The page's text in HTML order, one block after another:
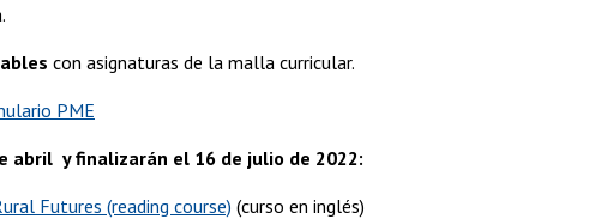
con asignaturas de la malla curricular.
PME
abril y finalizarán el 16 de julio de 2022:
Futures (reading course) (curso en inglés)